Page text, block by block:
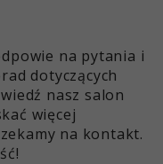
na pytania i
dotyczących
nasz salon
więcej
na kontakt.